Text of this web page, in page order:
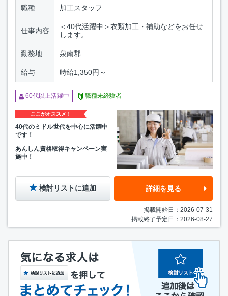
職種 加工スタッフ
仕事内容
＜40代活躍中＞衣類加工・補助などをお任せ
します。
勤務地 泉南郡
給与 時給1,350円～
60代以上活躍中 職種未経験者
ここがオススメ！
40代のミドル世代を中心に活躍中
です！
あんしん資格取得キャンペーン実
施中！
検討リストに追加 詳細を見る
掲載開始日：2026-07-31
掲載終了予定日：2026-08-27